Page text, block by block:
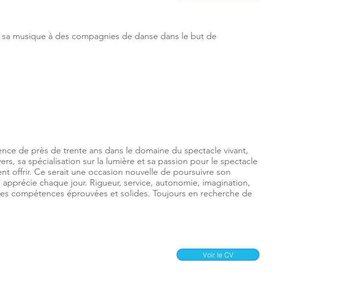
musique à des compagnies de danse dans le but de
de près de trente ans dans le domaine du spectacle vivant,
sa spécialisation sur la lumière et sa passion pour le spectacle
offrir. Ce serait une occasion nouvelle de poursuivre son
chaque jour. Rigueur, service, autonomie, imagination,
compétences éprouvées et solides. Toujours en recherche de
Voir le CV